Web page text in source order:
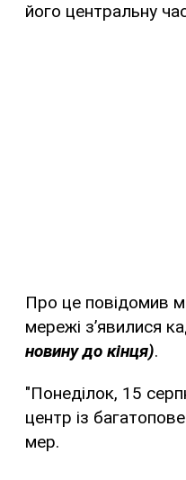
його центральну
Про це повідомив
мережі з’явилися
новину до кінця).
"Понеділок, 15
центр із
мер.